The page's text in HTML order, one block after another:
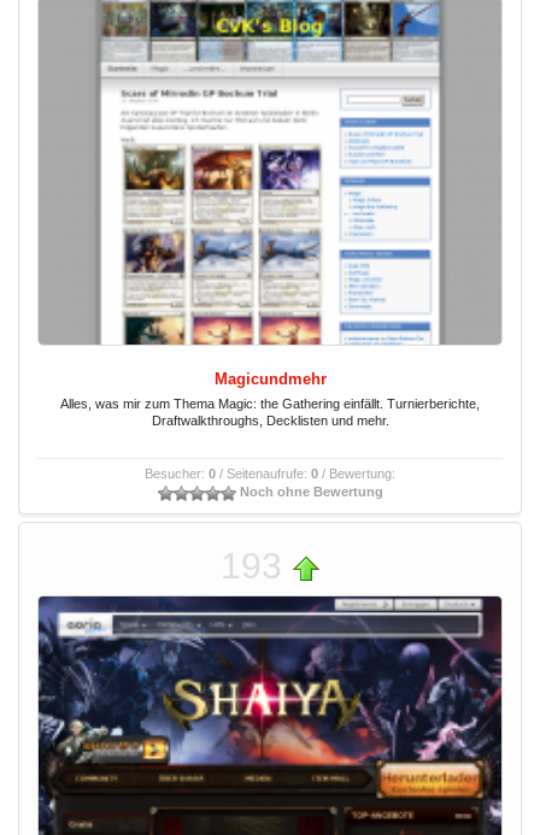
Magicundmehr
Alles, was mir zum Thema Magic: the Gathering einfällt. Turnierberichte,
Draftwalkthroughs, Decklisten und mehr.
Besucher: 0 / Seitenaufrufe: 0 / Bewertung:
Noch ohne Bewertung
193